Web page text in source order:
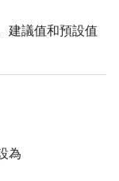
建議值和預設值
為